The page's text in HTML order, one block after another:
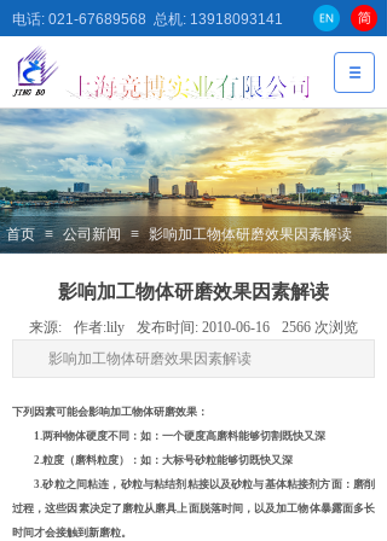
电话: 021-67689568 总机: 13918093141
首页 ≡ 公司新闻 ≡ 影响加工物体研磨效果因素解读
影响加工物体研磨效果因素解读
来源: 作者:lily 发布时间: 2010-06-16 2566 次浏览
影响加工物体研磨效果因素解读
下列因素可能会影响加工物体研磨效果：
1.两种物体硬度不同：如：一个硬度高磨料能够切割既快又深
2.粒度（磨料粒度）：如：大标号砂粒能够切既快又深
3.砂粒之间粘连，砂粒与粘结剂粘接以及砂粒与基体粘接剂方面：磨削
过程，这些因素决定了磨粒从磨具上面脱落时间，以及加工物体暴露面多长
时间才会接触到新磨粒。